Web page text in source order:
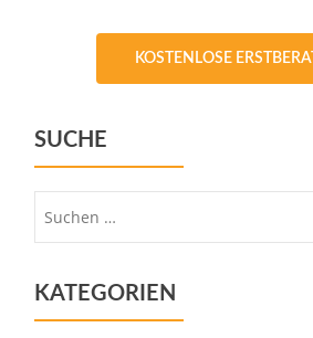
KOSTENLOSE
SUCHE
KATEGORIEN